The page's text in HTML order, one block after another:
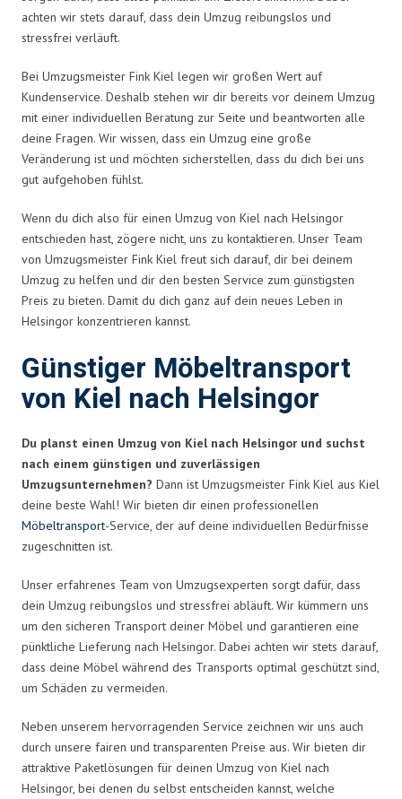
achten wir stets darauf, dass dein Umzug reibungslos und
stressfrei verläuft.
Bei Umzugsmeister Fink Kiel legen wir großen Wert auf
Kundenservice. Deshalb stehen wir dir bereits vor deinem Umzug
mit einer individuellen Beratung zur Seite und beantworten alle
deine Fragen. Wir wissen, dass ein Umzug eine große
Veränderung ist und möchten sicherstellen, dass du dich bei uns
gut aufgehoben fühlst.
Wenn du dich also für einen Umzug von Kiel nach Helsingor
entschieden hast, zögere nicht, uns zu kontaktieren. Unser Team
von Umzugsmeister Fink Kiel freut sich darauf, dir bei deinem
Umzug zu helfen und dir den besten Service zum günstigsten
Preis zu bieten. Damit du dich ganz auf dein neues Leben in
Helsingor konzentrieren kannst.
Günstiger Möbeltransport
von Kiel nach Helsingor
Du planst einen Umzug von Kiel nach Helsingor und suchst
nach einem günstigen und zuverlässigen
Umzugsunternehmen? Dann ist Umzugsmeister Fink Kiel aus Kiel
deine beste Wahl! Wir bieten dir einen professionellen
Möbeltransport-Service, der auf deine individuellen Bedürfnisse
zugeschnitten ist.
Unser erfahrenes Team von Umzugsexperten sorgt dafür, dass
dein Umzug reibungslos und stressfrei abläuft. Wir kümmern uns
um den sicheren Transport deiner Möbel und garantieren eine
pünktliche Lieferung nach Helsingor. Dabei achten wir stets darauf,
dass deine Möbel während des Transports optimal geschützt sind,
um Schäden zu vermeiden.
Neben unserem hervorragenden Service zeichnen wir uns auch
durch unsere fairen und transparenten Preise aus. Wir bieten dir
attraktive Paketlösungen für deinen Umzug von Kiel nach
Helsingor, bei denen du selbst entscheiden kannst, welche